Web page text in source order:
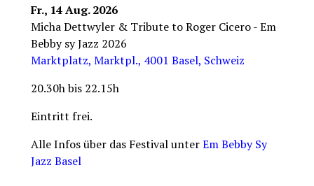
Fr., 14 Aug. 2026
Micha Dettwyler & Tribute to Roger Cicero - Em
Bebby sy Jazz 2026
Marktplatz, Marktpl., 4001 Basel, Schweiz
20.30h bis 22.15h
Eintritt frei.
Alle Infos über das Festival unterEm Bebby Sy
Jazz Basel